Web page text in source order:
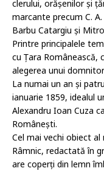
clerului, orășenilor și
marcante precum C.
Barbu Catargiu și
Printre principalele
cu Țara Românească,
alegerea unui
La numai un an și
ianuarie 1859, idealul
Alexandru Ioan Cuza
Românești.
Cel mai vechi obiect
Râmnic, redactată în
are coperți din lemn